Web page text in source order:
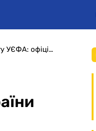
Неприємний момент для гравця збірної України увійшов до рейтингу УЄФА: офіційні деталі